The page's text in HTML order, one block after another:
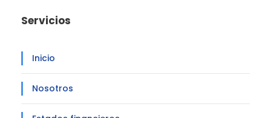
Servicios
Inicio
Nosotros